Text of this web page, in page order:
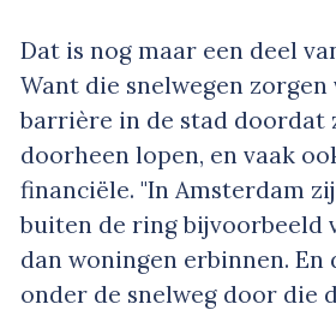
Dat is nog maar een deel
Want die snelwegen
barrière in de stad doordat
doorheen lopen, en vaak
financiële. "In Amsterdam
buiten de ring bijvoorbeeld
dan woningen erbinnen. En
onder de snelweg door die